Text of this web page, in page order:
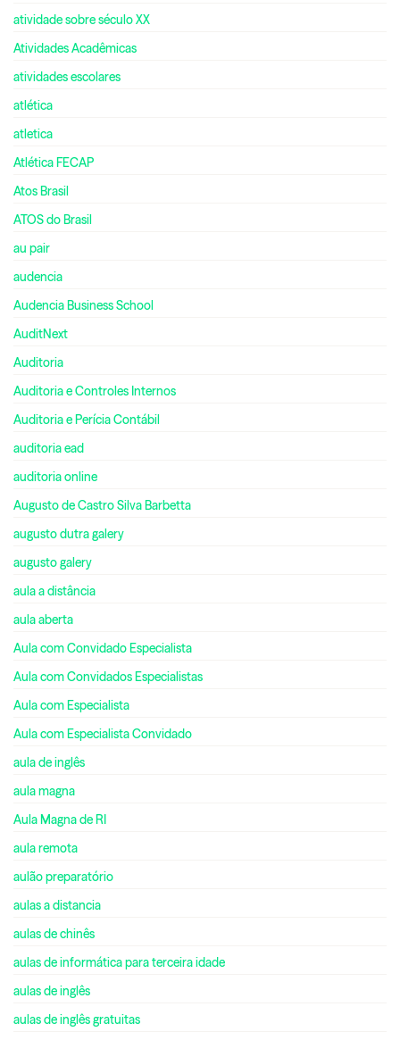
atividade sobre século XX
Atividades Acadêmicas
atividades escolares
atlética
atletica
Atlética FECAP
Atos Brasil
ATOS do Brasil
au pair
audencia
Audencia Business School
AuditNext
Auditoria
Auditoria e Controles Internos
Auditoria e Perícia Contábil
auditoria ead
auditoria online
Augusto de Castro Silva Barbetta
augusto dutra galery
augusto galery
aula a distância
aula aberta
Aula com Convidado Especialista
Aula com Convidados Especialistas
Aula com Especialista
Aula com Especialista Convidado
aula de inglês
aula magna
Aula Magna de RI
aula remota
aulão preparatório
aulas a distancia
aulas de chinês
aulas de informática para terceira idade
aulas de inglês
aulas de inglês gratuitas